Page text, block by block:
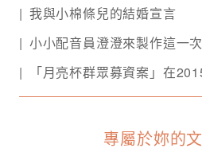
我與小棉條兒的結婚宣言
小小配音員澄澄來製作這一
「月亮杯群眾募資案」在
專屬於妳的